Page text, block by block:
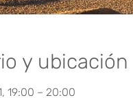
y ubicación
19:00 – 20:00